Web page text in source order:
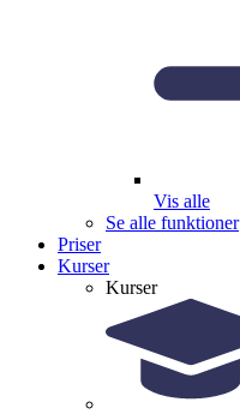
Vis alle
Se alle funktioner
Priser
Kurser
Kurser